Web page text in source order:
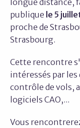
longue distance,
publique le 5
proche de
Strasbourg.
Cette rencontre
intéressés par les
contrôle de vols,
logiciels CAO,...
Vous